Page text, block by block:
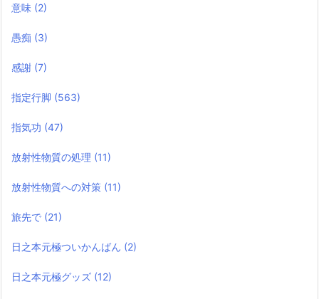
意味 (2)
愚痴 (3)
感謝 (7)
指定行脚 (563)
指気功 (47)
放射性物質の処理 (11)
放射性物質への対策 (11)
旅先で (21)
日之本元極ついかんばん (2)
日之本元極グッズ (12)